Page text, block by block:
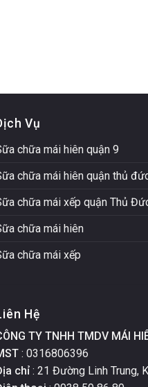
Vụ
chữa mái hiên quận 9
chữa mái hiên quận thủ
chữa mái xếp quận Thủ
chữa mái hiên
chữa mái xếp
Hệ
TY TNHH TMDV MÁI
: 0316806396
chỉ : 21 Đường Linh Trung,